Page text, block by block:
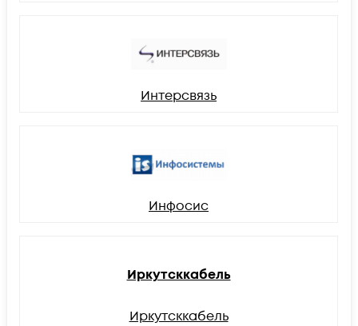
Интерсвязь
Инфосис
Иркутсккабель
Иркутсккабель